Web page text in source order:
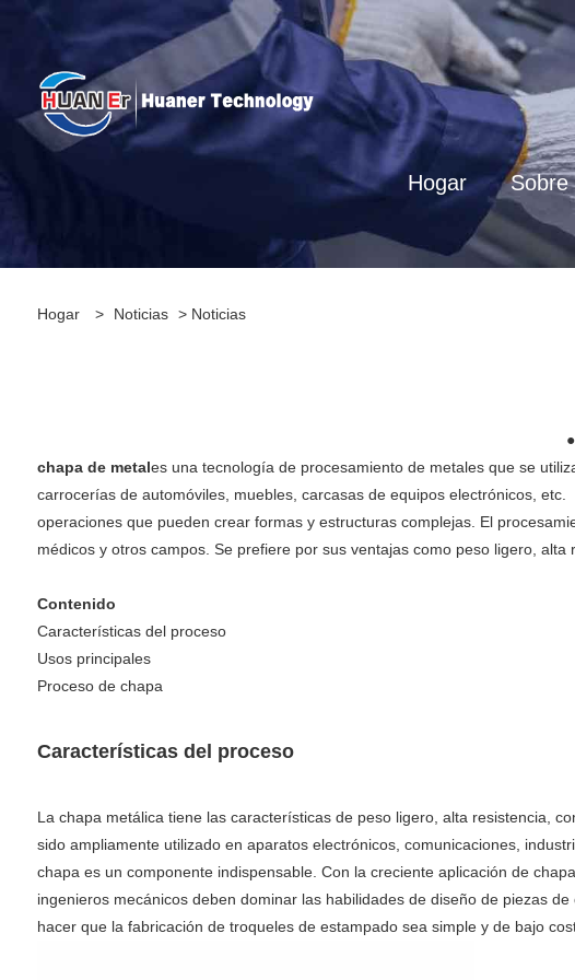
Hogar Sobre
Hogar > Noticias > Noticias
●
chapa de metales una tecnología de procesamiento de metales que se
carrocerías de automóviles, muebles, carcasas de equipos electrónicos,
operaciones que pueden crear formas y estructuras complejas. El
médicos y otros campos. Se prefiere por sus ventajas como peso ligero, alta
Contenido
Características del proceso
Usos principales
Proceso de chapa
Características del proceso
La chapa metálica tiene las características de peso ligero, alta resistencia,
sido ampliamente utilizado en aparatos electrónicos, comunicaciones,
chapa es un componente indispensable. Con la creciente aplicación de
ingenieros mecánicos deben dominar las habilidades de diseño de piezas
hacer que la fabricación de troqueles de estampado sea simple y de bajo